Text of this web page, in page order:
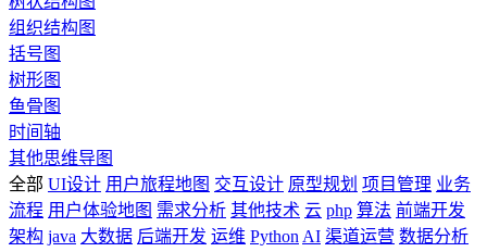
组织结构图
括号图
树形图
鱼骨图
时间轴
其他思维导图
全部 UI设计 用户旅程地图 交互设计 原型规划 项目管理 业务
流程 用户体验地图 需求分析 其他技术 云 php 算法 前端开发
架构 java 大数据 后端开发 运维 Python AI 渠道运营 数据分析